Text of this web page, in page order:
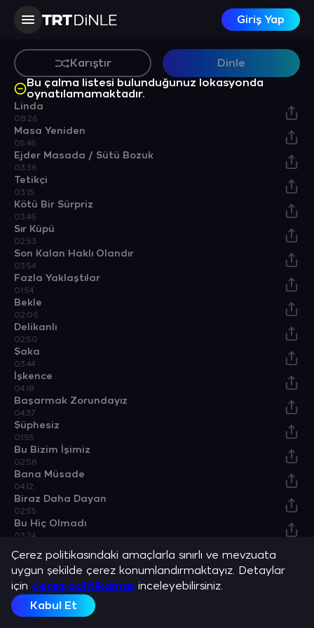
Giriş Yap
Karıştır
Dinle
Bu çalma listesi bulunduğunuz lokasyonda
oynatılamamaktadır.
Linda
08:26
Masa Yeniden
05:46
Ejder Masada / Sütü Bozuk
03:36
Tetikçi
03:15
Kötü Bir Sürpriz
03:46
Sır Küpü
02:53
Son Kalan Haklı Olandır
03:54
Fazla Yaklaştılar
01:54
Bekle
02:06
Delikanlı
02:50
Şaka
03:44
İşkence
04:18
Başarmak Zorundayız
04:37
Şüphesiz
01:55
Bu Bizim İşimiz
02:58
Bana Müsade
04:12
Biraz Daha Dayan
02:55
Bu Hiç Olmadı
03:24
Şükürler Olsun
02:07
Başın Sağolsun
02:02
Boşluklar
02:05
Çerez politikasındaki amaçlarla sınırlı ve mevzuata
uygun şekilde çerez konumlandırmaktayız. Detaylar
için çerez politikamızı inceleyebilirsiniz.
Kabul Et